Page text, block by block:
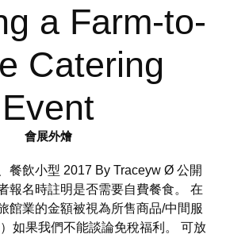
a Farm-to-
Catering
Event
會展外燴
餐飲小型 2017 By Traceyw Ø 公開
報名時註明是否需要自費餐食。 在
館業的金額被視為所售商品/中間服
如果我們不能談論免稅福利。 可放